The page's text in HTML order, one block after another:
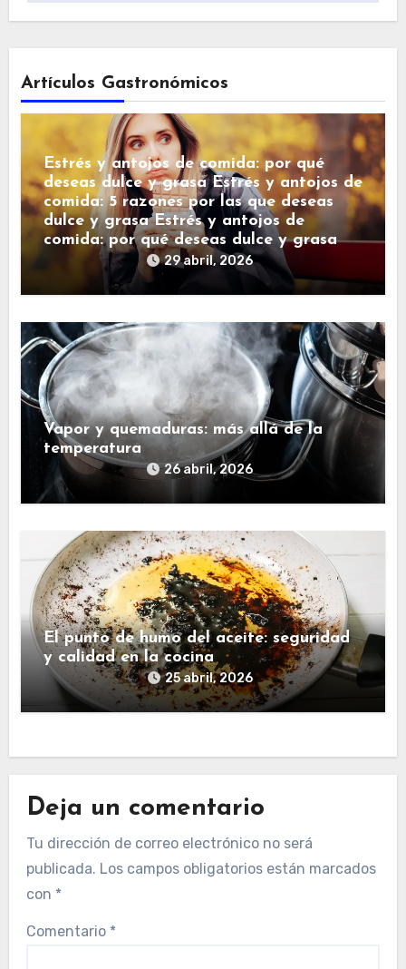
Artículos Gastronómicos
Estrés y antojos de comida: por qué
deseas dulce y grasa Estrés y antojos de
comida: 5 razones por las que deseas
dulce y grasa Estrés y antojos de
comida: por qué deseas dulce y grasa
29 abril, 2026
Vapor y quemaduras: más allá de la
temperatura
26 abril, 2026
El punto de humo del aceite: seguridad
y calidad en la cocina
25 abril, 2026
Deja un comentario
Tu dirección de correo electrónico no será
publicada. Los campos obligatorios están marcados
con *
Comentario *